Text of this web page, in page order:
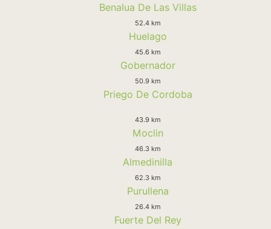
Benalua De Las Villas
52.4 km
Huelago
45.6 km
Gobernador
50.9 km
Priego De Cordoba
43.9 km
Moclin
46.3 km
Almedinilla
62.3 km
Purullena
26.4 km
Fuerte Del Rey